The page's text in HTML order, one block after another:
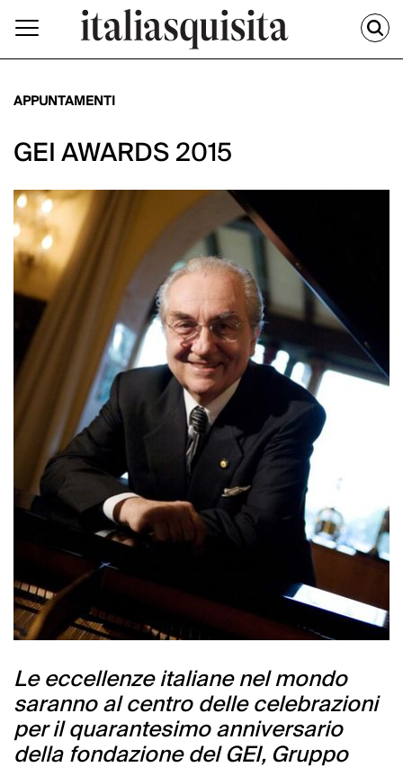
APPUNTAMENTI
GEI AWARDS 2015
Le eccellenze italiane nel mondo
saranno al centro delle celebrazioni
per il quarantesimo anniversario
della fondazione del GEI, Gruppo